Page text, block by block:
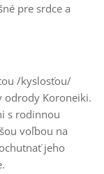
pre srdce a
/kyslosťou/
odrody Koroneiki.
s rodinnou
voľbou na
jeho